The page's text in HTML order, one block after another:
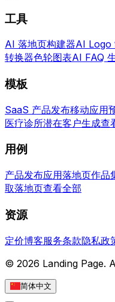
工具
AI 落地页构建器AI Logo
转换器色轮图表AI FAQ
模板
SaaS 产品发布移动应用
医疗诊所潜在客户生成查
用例
产品发布应用落地页作品
取落地页查看全部
资源
定价博客服务条款隐私政
© 2026 Landing Page.
简体中文